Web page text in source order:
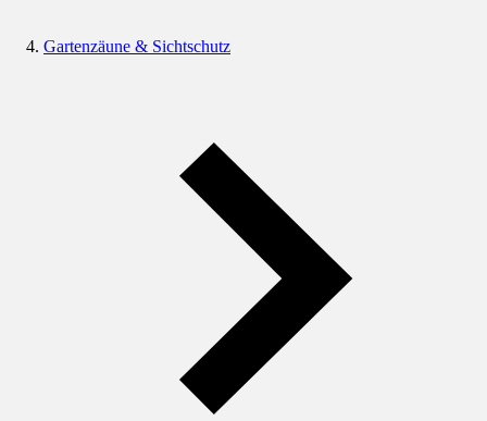
Gartenzäune & Sichtschutz